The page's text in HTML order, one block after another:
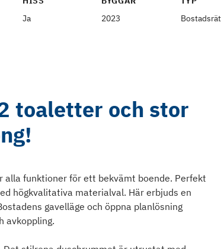
Ja
2023
toaletter och stor
funktioner för ett bekvämt boende. Perfekt
högkvalitativa materialval. Här erbjuds en
gavelläge och öppna planlösning
avkoppling.